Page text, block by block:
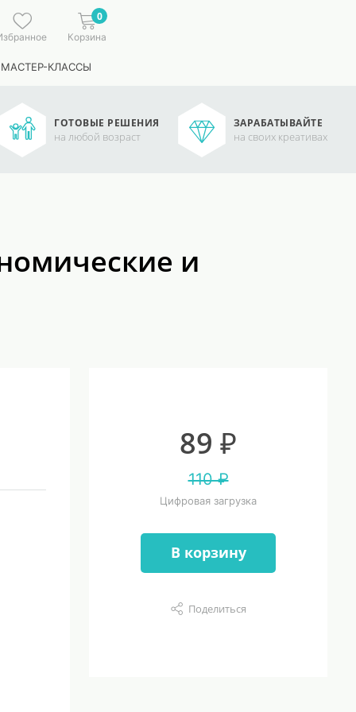
0
Корзина
КЛАССЫ
ГОТОВЫЕ РЕШЕНИЯ
на любой возраст
ЗАРАБАТЫВАЙТЕ
на своих креативах
и
89 ₽
110 ₽
Цифровая загрузка
В корзину
Поделиться